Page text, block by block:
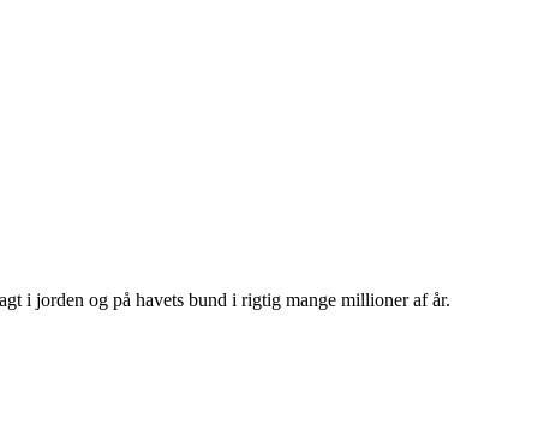
i jorden og på havets bund i rigtig mange millioner af år.